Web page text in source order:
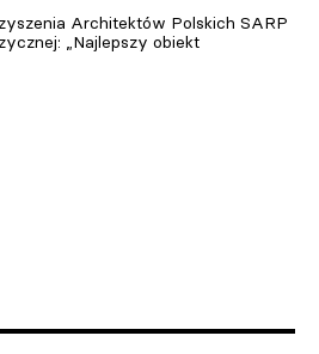
Architektów Polskich SARP
„Najlepszy obiekt